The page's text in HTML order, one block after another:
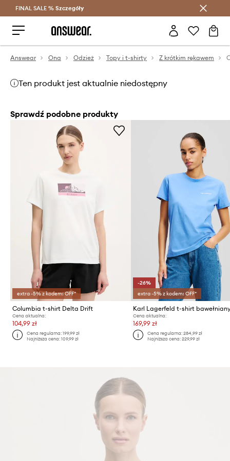
Oszczędzaj z Answear Club >
FINAL SALE % Szczegóły
Answear Ona Odzież Topy i t-shirty Z krótkim rękawem
Ten produkt jest aktualnie niedostępny
Sprawdź podobne produkty
extra -5% z kodem: OFF*
Columbia t-shirt Delta Drift
Cena aktualna:
104,99 zł
Cena regularna:199,99 zł
Najniższa cena:109,99 zł
-26%
extra -5% z kodem: OFF*
Cena aktualna:
169,99 zł
Cena regularna: 284,99 zł
Najniższa cena: 229,99 zł